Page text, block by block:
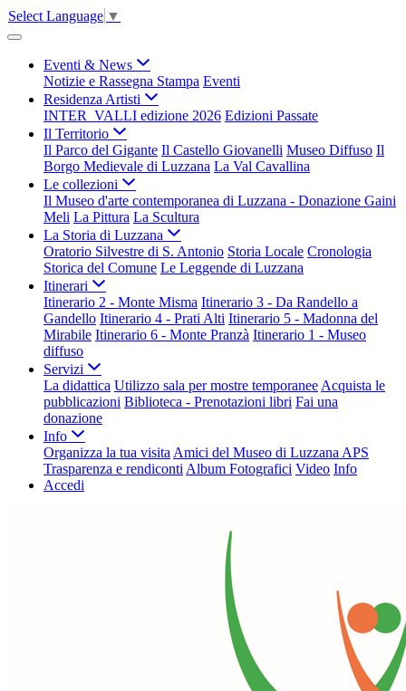
Select Language ▼
Eventi & News
Notizie e Rassegna Stampa Eventi
Residenza Artisti
INTER_VALLI edizione 2026 Edizioni Passate
Il Territorio
Il Parco del Gigante Il Castello Giovanelli Museo Diffuso Il
Borgo Medievale di Luzzana La Val Cavallina
Le collezioni
Il Museo d'arte contemporanea di Luzzana - Donazione Gaini
Meli La Pittura La Scultura
La Storia di Luzzana
Oratorio Silvestre di S. Antonio Storia Locale Cronologia
Storica del Comune Le Leggende di Luzzana
Itinerari
Itinerario 2 - Monte Misma Itinerario 3 - Da Randello a
Gandello Itinerario 4 - Prati Alti Itinerario 5 - Madonna del
Mirabile Itinerario 6 - Monte Pranzà Itinerario 1 - Museo
diffuso
Servizi
La didattica Utilizzo sala per mostre temporanee Acquista le
pubblicazioni Biblioteca - Prenotazioni libri Fai una
donazione
Info
Organizza la tua visita Amici del Museo di Luzzana APS
Trasparenza e rendiconti Album Fotografici Video Info
Accedi